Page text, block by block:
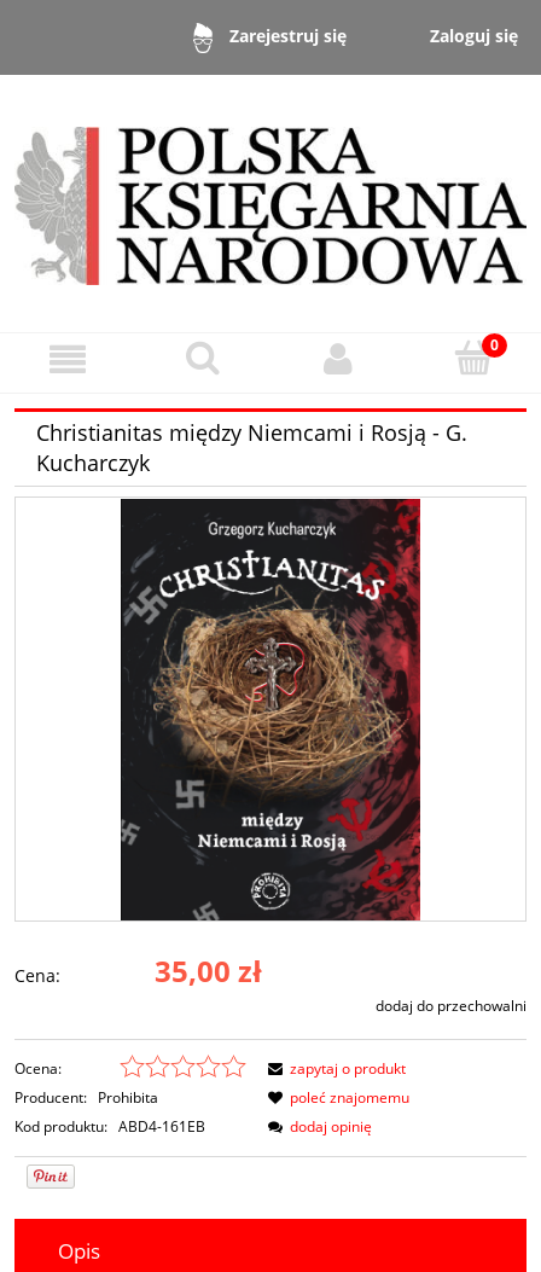
Zarejestruj się Zaloguj się
Christianitas między Niemcami i Rosją - G.
Kucharczyk
Cena: 35,00 zł
dodaj do przechowalni
Ocena:
Producent: Prohibita
Kod produktu: ABD4-161EB
zapytaj o produkt
poleć znajomemu
dodaj opinię
Opis